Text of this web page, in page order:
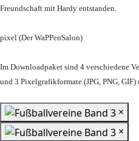
Freundschaft mit Hardy entstanden.
pixel (Der WaPPenSalon)
Im Downloadpaket sind 4 verschiedene
und 3 Pixelgrafikformate (JPG, PNG, GIF)
×
×